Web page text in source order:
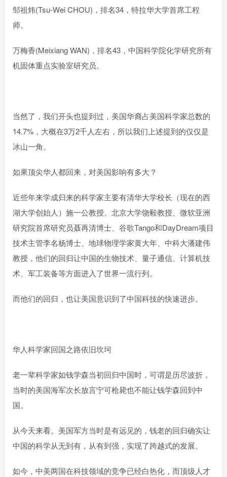
邹祖炜(Tsu-Wei CHOU)，排名34，特拉华大学首席工程
师。
万梅香(Meixiang WAN)，排名43，中国科学院化学研究所有
机固体重点实验室研究员。
当然了，我们开头也提到过，美国华裔占美国科学家总数的
14.7%，大概在3万2千人左右，所以我们上述提到的仅仅是
冰山一角。
如果顶尖华人都回来，对美国影响有多大？
近些年来学成归来的科学家主要有清华大学校长（现在的西
湖大学创始人）施一公教授、北京大学饶毅教授、微软亚洲
研究院首席研究员聂再清博士、谷歌Tango和DayDream项目
技术主管李名杨博士、地球物理学家黄大年、中科大潘建伟
教授，他们的回归让中国的生物技术、量子通信、计算机技
术、军工装备等方面进入了世界一流行列。
而他们的回归，也让美国意识到了中国科技的快速进步。
华人科学家回国之路依旧坎坷
老一辈科学家如钱学森当初回归中国时，可谓是历尽波折，
当时的美国海军次长放言宁可枪毙也不能让钱学森回到中
国。
从今天来看。美国军方当时是有远见的，钱老的回归确实让
中国的科学从无到有，从有到强，实现了跨越式的发展。
如今，中美两国在科技领域的竞争已经白热化，而顶级人才